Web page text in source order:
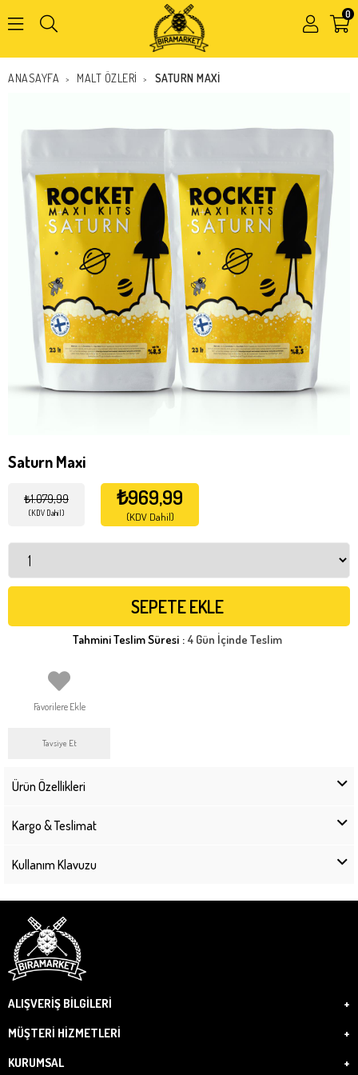
0
ANASAYFA > MALT ÖZLERİ > SATURN MAXI
Saturn Maxi
₺1.079,99
(KDV Dahil)
₺969,99
(KDV Dahil)
Tahmini Teslim Süresi : 4 Gün İçinde Teslim
Favorilere Ekle
Tavsiye Et
Ürün Özellikleri
Kargo & Teslimat
Kullanım Klavuzu
ALIŞVERİŞ BİLGİLERİ
MÜŞTERİ HİZMETLERİ
KURUMSAL